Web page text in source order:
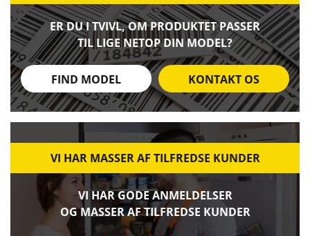
ER DU I TVIVL, OM PRODUKTET PASSER
TIL LIGE NETOP DIN MODEL?
FIND MODEL KONTAKT OS
VI HAR MASSER AF TILFREDSE KUNDER
VI HAR GODE ANMELDELSER
OG MASSER AF TILFREDSE KUNDER